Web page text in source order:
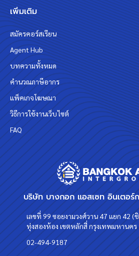
บริษัท บางกอก แอสเซท อินเตอร์
เลขที่ 99 ซอยงามวงศ์วาน 47 แยก 42 (
ทุ่งสองห้อง เขตหลักสี่ กรุงเทพมหานคร
02-494-9187
เพิ่มเติม
สมัครคอร์สเรียน
Agent Hub
บทความทั้งหมด
คำนวณภาษีอากร
แพ็คเกจโฆษณา
วิธีการใช้งานเว็บไซต์
FAQ